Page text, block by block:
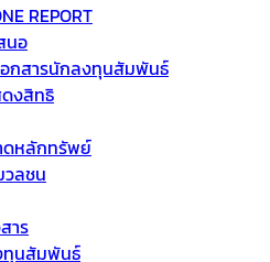
REPORT
นอ
อกสารนักลงทุนสัมพันธ์
งสิทธิ
ดหลักทรัพย์
วลชน
าร
นสัมพันธ์